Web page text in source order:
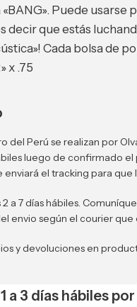
Puede usarse
decir que estás
Cada bolsa de
x .75
del Perú se realizan por
luego de confirmado
enviará el tracking para
a 7 días hábiles.
envio según el courier que
y devoluciones en
a 3 días hábiles